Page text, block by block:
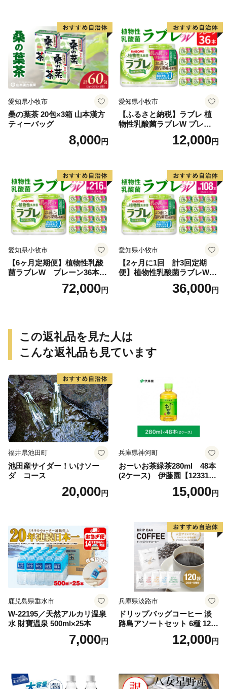
愛知県小牧市
桑の葉茶 20包×3箱 山本漢方
ティーバッグ
8,000円
愛知県小牧市
【ふるさと納税】ラブレ 植
物性乳酸菌ラブレW プレーン
36本 80ml 甘さすっきり 砂糖
不使用 コレステロール 脂肪
KB290 乳酸菌飲料 飲料 カゴ
メ 習慣 送料無料
12,000円
愛知県小牧市
【6ヶ月定期便】植物性乳酸
菌ラブレW プレーン36本
72,000円
愛知県小牧市
【2ヶ月に1回 計3回定期
便】植物性乳酸菌ラブレW
プレーン36本（計108本）
36,000円
この返礼品を見た人は
こんな返礼品も見ています
福井県池田町
池田産サイダー！いけソー
ダ コース
20,000円
兵庫県神河町
おーいお茶緑茶280ml 48本
(2ケース) 伊藤園【123317
15,000円
鹿児島県垂水市
W-22195／天然アルカリ温泉
水 財寶温泉 500ml×25本
7,000円
兵庫県淡路市
ドリップバッグコーヒー 淡
路島アソートセット 6種 120
袋 飲み比べ コーヒー
12,000円